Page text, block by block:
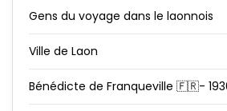
Gens du voyage dans le laonnois
Ville de Laon
Bénédicte de Franqueville 🇫🇷-